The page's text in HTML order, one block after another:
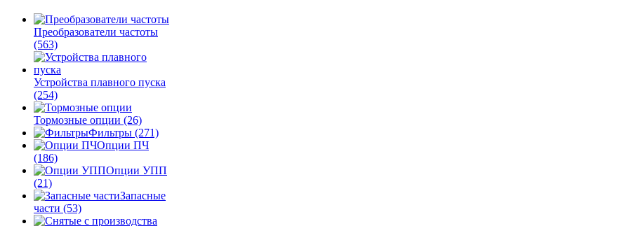
Преобразователи частоты
(563)
Устройства плавного пуска
(254)
Тормозные опции (26)
Фильтры (271)
Опции ПЧ
(186)
Опции УПП
(21)
Запасные
части (53)